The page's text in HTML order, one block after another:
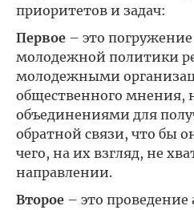
приоритетов и задач:
Первое – это
молодежной политики
молодежными
общественного
объединениями для
обратной связи, что бы
чего, на их взгляд, не
направлении.
Второе – это проведение